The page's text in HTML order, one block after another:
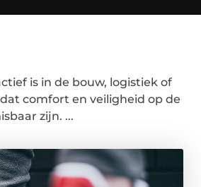
is in de bouw, logistiek of
comfort en veiligheid op de
zijn. ...